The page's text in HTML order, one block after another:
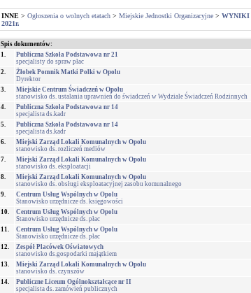
INNE > Ogłoszenia o wolnych etatach > Miejskie Jednostki Organizacyjne > WYNIKI
2021r.
Spis dokumentów:
1.
Publiczna Szkoła Podstawowa nr 21
specjalisty do spraw płac
2.
Żłobek Pomnik Matki Polki w Opolu
Dyrektor
3.
Miejskie Centrum Świadczeń w Opolu
stanowisko ds. ustalania uprawnień do świadczeń w Wydziale Świadczeń Rodzinnych
4.
Publiczna Szkoła Podstawowa nr 14
specjalista ds.kadr
5.
Publiczna Szkoła Podstawowa nr 14
specjalista ds.kadr
6.
Miejski Zarząd Lokali Komunalnych w Opolu
stanowisko ds. rozliczeń mediów
7.
Miejski Zarząd Lokali Komunalnych w Opolu
stanowisko ds. eksploatacji
8.
Miejski Zarząd Lokali Komunalnych w Opolu
stanowisko ds. obsługi eksploatacyjnej zasobu komunalnego
9.
Centrum Usług Wspólnych w Opolu
Stanowisko urzędnicze ds. księgowości
10.
Centrum Usług Wspólnych w Opolu
Stanowisko urzędnicze ds. płac
11.
Centrum Usług Wspólnych w Opolu
Stanowisko urzędnicze ds. płac
12.
Zespół Placówek Oświatowych
stanowisko ds.gospodarki majątkiem
13.
Miejski Zarząd Lokali Komunalnych w Opolu
stanowisko ds. czynszów
14.
Publiczne Liceum Ogólnokształcące nr II
specjalista ds. zamówień publicznych